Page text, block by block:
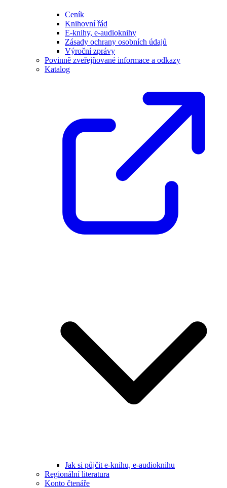
Ceník
Knihovní řád
E-knihy, e-audioknihy
Zásady ochrany osobních údajů
Výroční zprávy
Povinně zveřejňované informace a odkazy
Katalog
Jak si půjčit e-knihu, e-audioknihu
Regionální literatura
Konto čtenáře